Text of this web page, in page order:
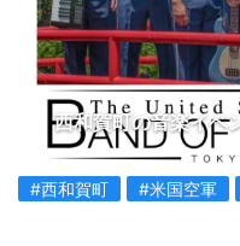
西和賀町の音楽イベ
#西和賀町 #米国空軍